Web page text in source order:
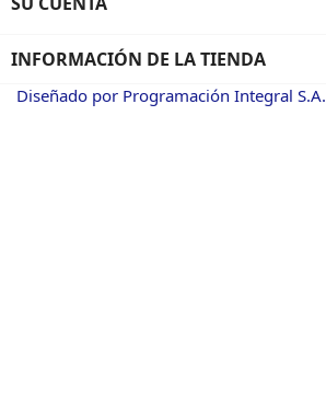
INFORMACIÓN DE LA TIENDA
Diseñado por Programación Integral S.A.